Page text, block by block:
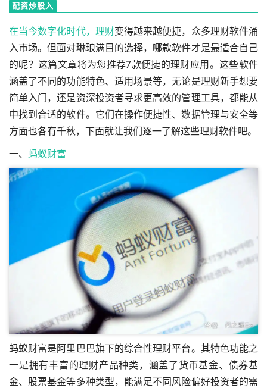
配资炒股入
在当今数字化时代， 理财变得越来越便捷，众多理财软件涌
入市场。但面对琳琅满目的选择，哪款软件才是最适合自己
的呢？这篇文章将为您推荐7款便捷的理财应用。这些软件
涵盖了不同的功能特色、适用场景等，无论是理财新手想要
简单入门，还是资深投资者寻求更高效的管理工具，都能从
中找到合适的软件。它们在操作便捷性、数据管理与安全等
方面也各有千秋，下面就让我们逐一了解这些理财软件吧。
一、 蚂蚁财富
蚂蚁财富是阿里巴巴旗下的综合性理财平台。其特色功能之
一是拥有丰富的理财产品种类，涵盖了货币基金、债券基
金、股票基金等多种类型，能满足不同风险偏好投资者的需